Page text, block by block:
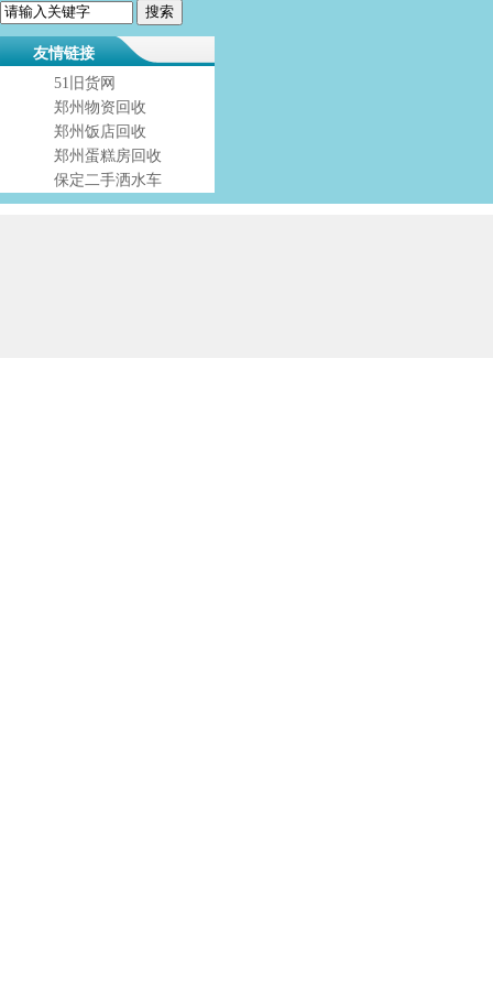
友情链接
51旧货网
郑州物资回收
郑州饭店回收
郑州蛋糕房回收
保定二手洒水车